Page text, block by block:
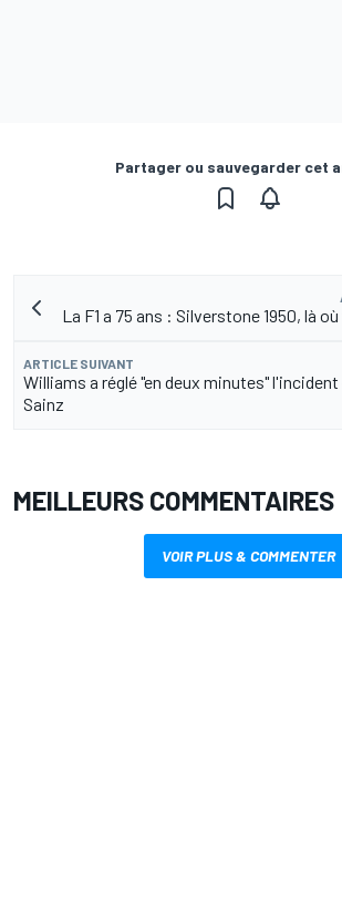
Partager ou sauvegarder cet
La F1 a 75 ans : Silverstone 1950, là
ARTICLE SUIVANT
Williams a réglé "en deux minutes"
Sainz
MEILLEURS COMMENTAIRES
VOIR PLUS & COMMENTER